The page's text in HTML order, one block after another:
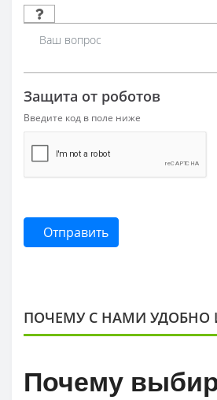
Защита от роботов
Введите код в поле ниже
Отправить
ПОЧЕМУ С НАМИ УДОБНО
Почему